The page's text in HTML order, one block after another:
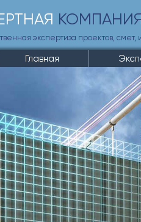
экспертиза проектов, смет,
Главная